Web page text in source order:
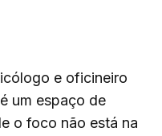
e oficineiro
um espaço de
o foco não está na